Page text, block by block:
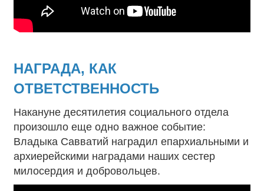
НАГРАДА, КАК
ОТВЕТСТВЕННОСТЬ
Накануне десятилетия социального отдела
произошло еще одно важное событие:
Владыка Савватий наградил епархиальными и
архиерейскими наградами наших сестер
милосердия и добровольцев.